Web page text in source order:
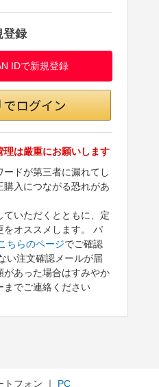
登録
IDで新規登録
理は厳重にお願いします
ドが第三者に漏れてし
購入につながる恐れがあ
いただくとともに、定
をオススメします。 パ
ちらのページでご確認
い注文確認メールが届
があった場合はすみやか
までご連絡ください
フォン ｜ PC